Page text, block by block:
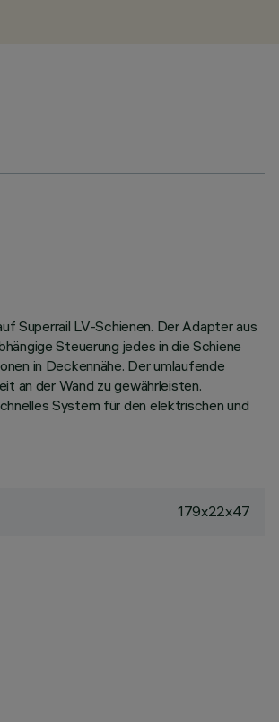
Superrail LV-Schienen. Der Adapter aus
Steuerung jedes in die Schiene
in Deckennähe. Der umlaufende
an der Wand zu gewährleisten.
System für den elektrischen und
179x22x47